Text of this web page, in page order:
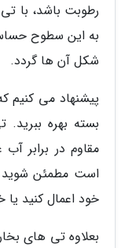
رطوبت باشد، با
به این سطوح
شکل آن ها گردد.
پیشنهاد می کنیم
بسته بهره
مقاوم در برابر
است مطمئن شوید
خود اعمال کنید یا
بعلاوه تی های